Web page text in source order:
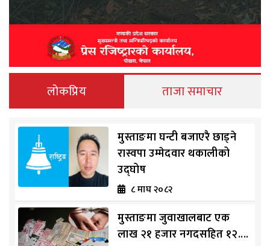
लोकप्रिय ताजा समाचार
मुस्ताङमा घन्टी बजाएरै छाड्ने
रास्वपा उम्मेदवार थकालीको
उद्घोष
८ माघ २०८२
मुस्ताङमा जुवाखालबाट एक
लाख २१ हजार नगदसहित १२....